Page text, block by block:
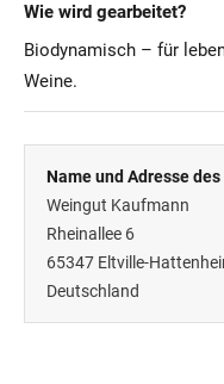
Wie wird gearbeitet?
Biodynamisch – für
Weine.
Name und Adresse
Weingut Kaufmann
Rheinallee 6
65347 Eltville-
Deutschland